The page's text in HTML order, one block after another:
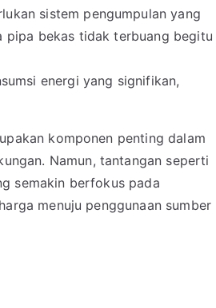
sistem pengumpulan yang
pipa bekas tidak terbuang begitu
energi yang signifikan,
komponen penting dalam
Namun, tantangan seperti
semakin berfokus pada
menuju penggunaan sumber